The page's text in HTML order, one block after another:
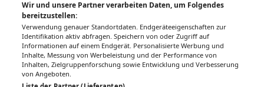
Wir und unsere Partner verarbeiten Daten, um Folgendes
bereitzustellen:
Verwendung genauer Standortdaten. Endgeräteeigenschaften zur
Identifikation aktiv abfragen. Speichern von oder Zugriff auf
Informationen auf einem Endgerät. Personalisierte Werbung und
Inhalte, Messung von Werbeleistung und der Performance von
Inhalten, Zielgruppenforschung sowie Entwicklung und Verbesserung
von Angeboten.